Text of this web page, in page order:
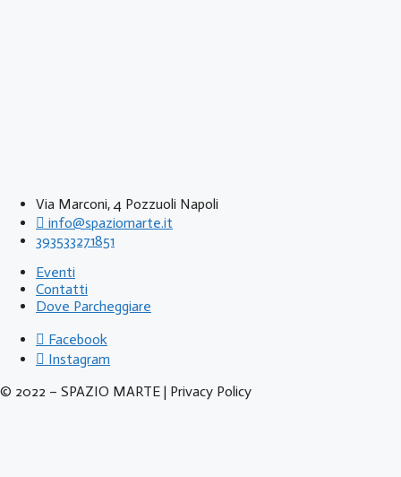
Via Marconi, 4 Pozzuoli Napoli
info@spaziomarte.it
393533271851
Eventi
Contatti
Dove Parcheggiare
Facebook
Instagram
© 2022 – SPAZIO MARTE | Privacy Policy